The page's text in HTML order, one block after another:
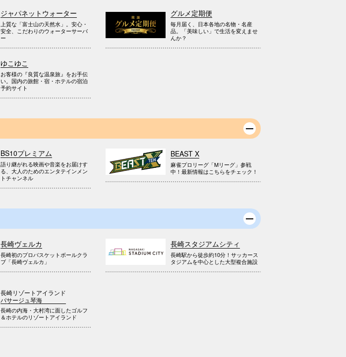
ジャパネットウォーター
上質な「富士山の天然水」。安心・
安全、こだわりのウォーターサーバ
ー
グルメ定期便
毎月届く、日本各地の名物・名産
品。「美味しい」で生活を変えませ
んか？
ゆこゆこ
お客様の『良質な温泉旅』をお手伝
い。国内の旅館・宿・ホテルの宿泊
予約サイト
BS10プレミアム
語り継がれる映画や音楽をお届けす
る、大人のためのエンタテインメン
トチャンネル
BEAST X
麻雀プロリーグ「Mリーグ」参戦
中！最新情報はこちらをチェック！
長崎ヴェルカ
長崎初のプロバスケットボールクラ
ブ「長崎ヴェルカ」
長崎スタジアムシティ
長崎駅から徒歩約10分！サッカース
タジアムを中心とした大型複合施設
長崎リゾートアイランド
パサージュ琴海
長崎の内海・大村湾に面したゴルフ
＆ホテルのリゾートアイランド